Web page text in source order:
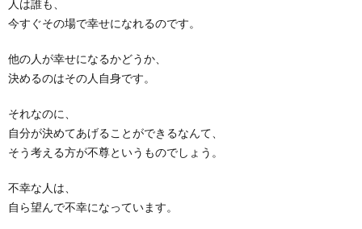
人は誰も、
今すぐその場で幸せになれるのです。
他の人が幸せになるかどうか、
決めるのはその人自身です。
それなのに、
自分が決めてあげることができるなんて、
そう考える方が不尊というものでしょう。
不幸な人は、
自ら望んで不幸になっています。